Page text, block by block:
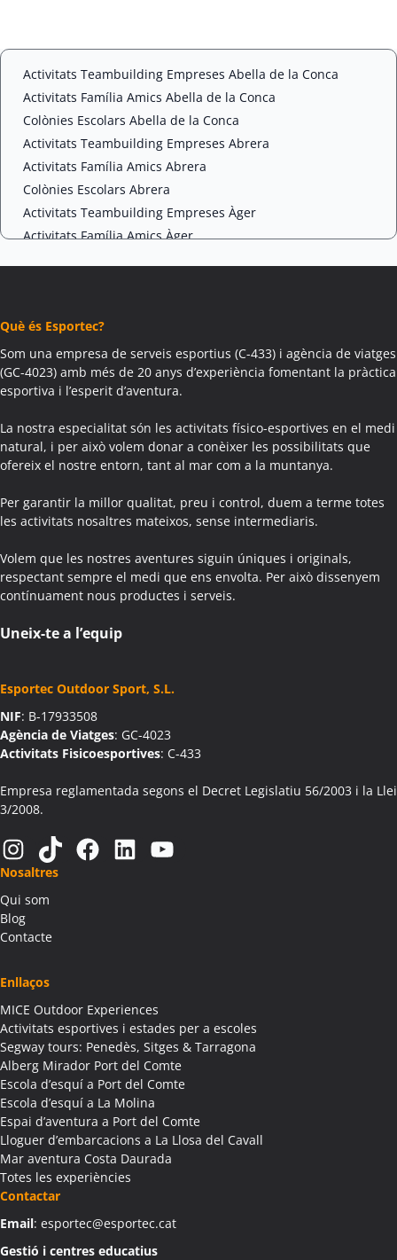
*
H
Activitats Teambuilding Empreses Abella de la Conca
Activitats Família Amics Abella de la Conca
Colònies Escolars Abella de la Conca
Activitats Teambuilding Empreses Abrera
Activitats Família Amics Abrera
Colònies Escolars Abrera
Activitats Teambuilding Empreses Àger
Activitats Família Amics Àger
Colònies Escolars Agramunt
Activitats Teambuilding Empreses Aguilar de Segarra
Activitats Família Amics Aguilar de Segarra
Colònies Escolars Aguilar de Segarra
Activitats Teambuilding Empreses Agullana
Activitats Família Amics Agullana
Colònies Escolars Agullana
Activitats Família Amics Aiguafreda
Activitats Teambuilding Empreses Aiguamúrcia
Activitats Família Amics Aiguamúrcia
Colònies Escolars Aiguamúrcia
Activitats Teambuilding Empreses Aiguaviva
Activitats Teambuilding Empreses Aín
Activitats Família Amics Aín
Colònies Escolars Aín
Activitats Teambuilding Empreses Aitona
Activitats Família Amics Aitona
Colònies Escolars Aitona
Activitats Teambuilding Empreses Alàs i Cerc
Activitats Família Amics Alàs i Cerc
Colònies Escolars Alàs i Cerc
Activitats Teambuilding Empreses Albagés
Activitats Família Amics Albagés
Colònies Escolars Albanyà
Activitats Teambuilding Empreses Albatàrrec
Activitats Família Amics Albatàrrec
Colònies Escolars Albatàrrec
Activitats Teambuilding Empreses Albesa
Activitats Família Amics Albesa
Colònies Escolars Albesa
Activitats Teambuilding Empreses Albi
Activitats Família Amics Albi
Colònies Escolars Albi
Activitats Teambuilding Empreses Albinyana
Què és Esportec?
Som una empresa de serveis esportius (C-433) i agència de viatges
(GC-4023) amb més de 20 anys d’experiència fomentant la pràctica
esportiva i l’esperit d’aventura.
La nostra especialitat són les activitats físico-esportives en el medi
natural, i per això volem donar a conèixer les possibilitats que
ofereix el nostre entorn, tant al mar com a la muntanya.
Per garantir la millor qualitat, preu i control, duem a terme totes
les activitats nosaltres mateixos, sense intermediaris.
Volem que les nostres aventures siguin úniques i originals,
respectant sempre el medi que ens envolta. Per això dissenyem
contínuament nous productes i serveis.
Uneix-te a l’equip
Esportec Outdoor Sport, S.L.
NIF: B-17933508
Agència de Viatges: GC-4023
Activitats Fisicoesportives: C-433
Empresa reglamentada segons el Decret Legislatiu 56/2003 i la Llei
3/2008.
Instagram TikTok Facebook LinkedIn YouTube
Nosaltres
Qui som
Blog
Contacte
Enllaços
MICE Outdoor Experiences
Activitats esportives i estades per a escoles
Segway tours: Penedès, Sitges & Tarragona
Alberg Mirador Port del Comte
Escola d’esquí a Port del Comte
Escola d’esquí a La Molina
Espai d’aventura a Port del Comte
Lloguer d’embarcacions a La Llosa del Cavall
Mar aventura Costa Daurada
Totes les experiències
Contactar
Email: esportec@esportec.cat
Gestió i centres educatius